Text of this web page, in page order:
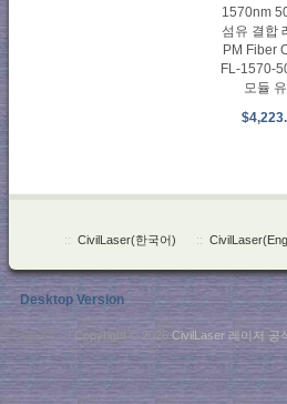
1570nm
섬유 결합
PM Fiber
FL-1570-
모듈
:: CivilLaser(한국어) ::
Desktop Version
Copyright © 2026 CivilLaser 레이저 공